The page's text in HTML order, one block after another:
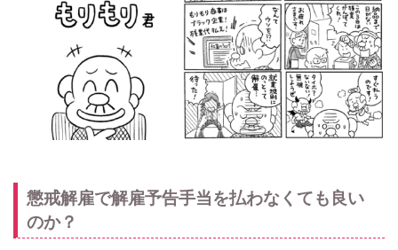
懲戒解雇で解雇予告手当を払わなくても良い
のか？